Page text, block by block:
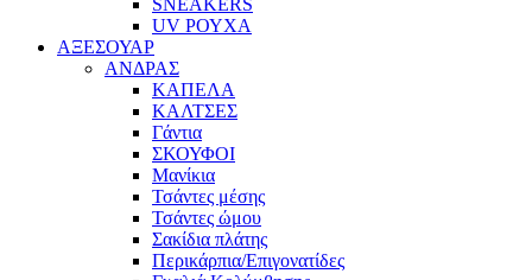
UV ΡΟΥΧΑ
ΑΞΕΣΟΥΑΡ
ΑΝΔΡΑΣ
ΚΑΠΕΛΑ
ΚΑΛΤΣΕΣ
Γάντια
ΣΚΟΥΦΟΙ
Μανίκια
Τσάντες μέσης
Τσάντες ώμου
Σακίδια πλάτης
Περικάρπια/Επιγονατίδες